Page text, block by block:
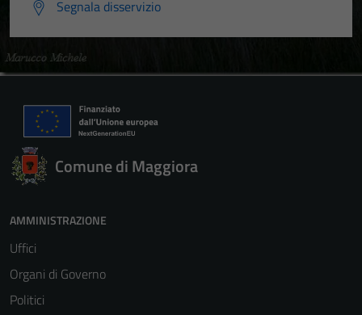
Segnala disservizio
Comune di Maggiora
AMMINISTRAZIONE
Uffici
Organi di Governo
Politici